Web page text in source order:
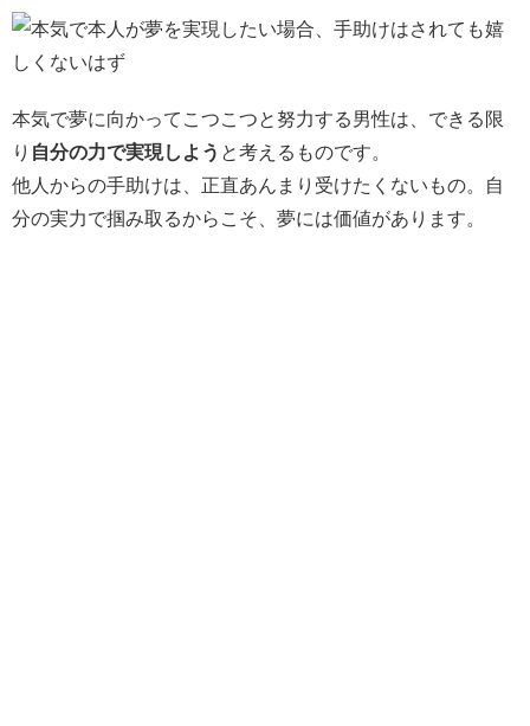
本気で夢に向かってこつこつと努力する男性は、できる限
り 自分の力で実現しよう と考えるものです。
他人からの手助けは、正直あんまり受けたくないもの。自
分の実力で掴み取るからこそ、夢には価値があります。